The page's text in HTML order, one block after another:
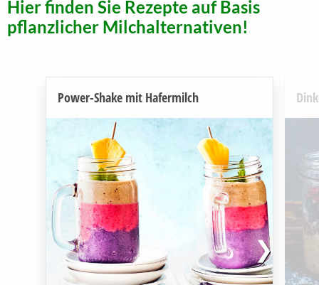
Hier finden Sie Rezepte auf Basis
pflanzlicher Milchalternativen!
Power-Shake mit Hafermilch